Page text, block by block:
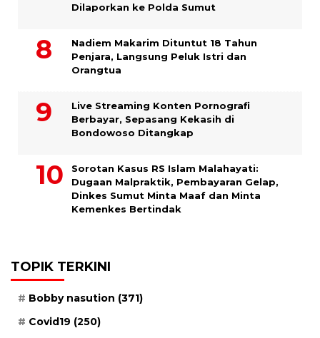
Dilaporkan ke Polda Sumut
​Nadiem Makarim Dituntut 18 Tahun
Penjara, Langsung Peluk Istri dan
Orangtua
Live Streaming Konten Pornografi
Berbayar, Sepasang Kekasih di
Bondowoso Ditangkap
Sorotan Kasus RS Islam Malahayati:
Dugaan Malpraktik, Pembayaran Gelap,
Dinkes Sumut Minta Maaf dan Minta
Kemenkes Bertindak
TOPIK TERKINI
Bobby nasution (371)
Covid19 (250)